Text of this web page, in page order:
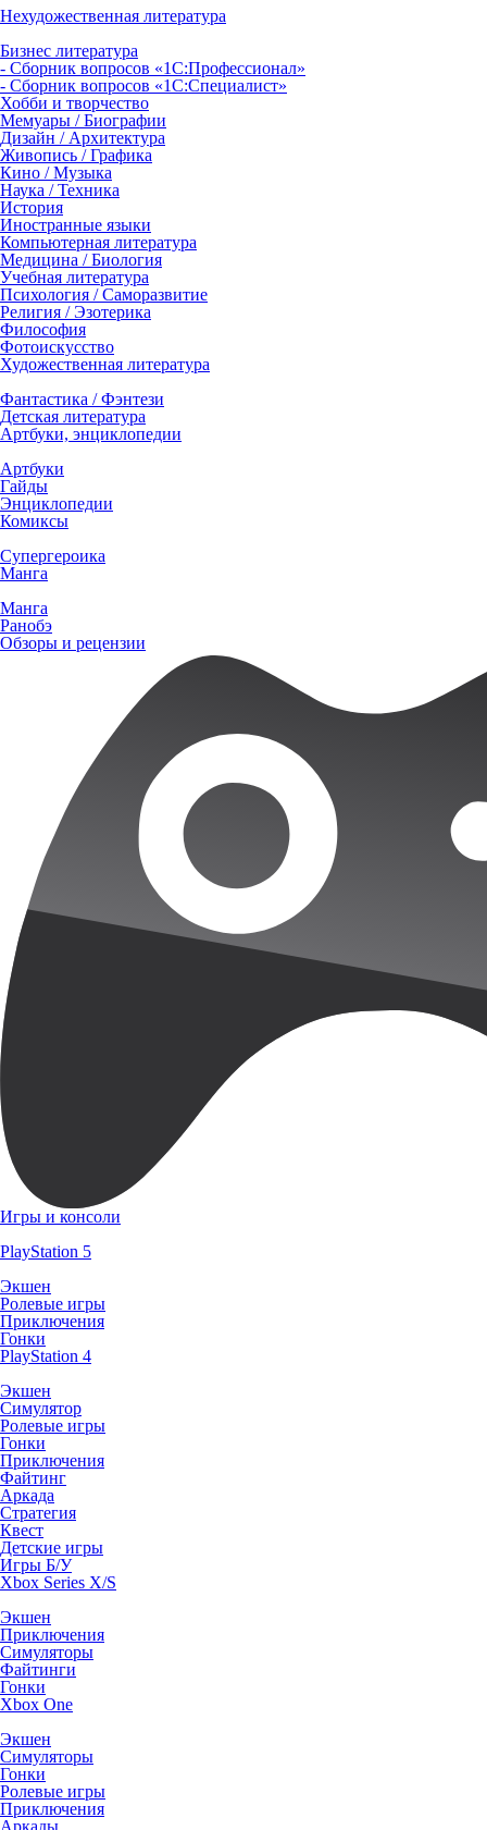
Нехудожественная литература
Бизнес литература
- Сборник вопросов «1С:Профессионал»
- Сборник вопросов «1С:Специалист»
Хобби и творчество
Мемуары / Биографии
Дизайн / Архитектура
Живопись / Графика
Кино / Музыка
Наука / Техника
История
Иностранные языки
Компьютерная литература
Медицина / Биология
Учебная литература
Психология / Саморазвитие
Религия / Эзотерика
Философия
Фотоискусство
Художественная литература
Фантастика / Фэнтези
Детская литература
Артбуки, энциклопедии
Артбуки
Гайды
Энциклопедии
Комиксы
Супергероика
Манга
Манга
Ранобэ
Обзоры и рецензии
Игры и консоли
PlayStation 5
Экшен
Ролевые игры
Приключения
Гонки
PlayStation 4
Экшен
Симулятор
Ролевые игры
Гонки
Приключения
Файтинг
Аркада
Стратегия
Квест
Детские игры
Игры Б/У
Xbox Series X/S
Экшен
Приключения
Симуляторы
Файтинги
Гонки
Xbox One
Экшен
Симуляторы
Гонки
Ролевые игры
Приключения
Аркады